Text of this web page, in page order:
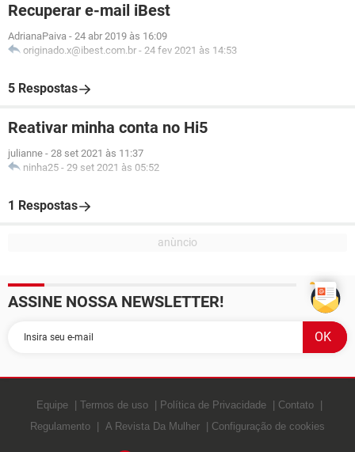
Recuperar e-mail iBest
AdrianaPaiva - 24 abr 2019 às 16:09
originado.x@ibest.com.br - 24 fev 2021 às 14:53
5 Respostas
Reativar minha conta no Hi5
julianne - 28 set 2021 às 11:37
ninha25 - 29 set 2021 às 05:52
1 Respostas
ASSINE NOSSA NEWSLETTER!
Equipe Termos de uso Política de Privacidade
Contato
Regulamento
A Revista Da Mulher Configuração de cookies